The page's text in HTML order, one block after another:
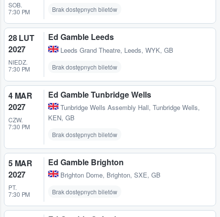
SOB.
7:30 PM
Brak dostępnych biletów
28 LUT
2027
NIEDZ.
7:30 PM
Ed Gamble Leeds
Leeds Grand Theatre, Leeds, WYK, GB
Brak dostępnych biletów
4 MAR
2027
CZW.
7:30 PM
Ed Gamble Tunbridge Wells
Tunbridge Wells Assembly Hall, Tunbridge Wells,
KEN, GB
Brak dostępnych biletów
5 MAR
2027
PT.
7:30 PM
Ed Gamble Brighton
Brighton Dome, Brighton, SXE, GB
Brak dostępnych biletów